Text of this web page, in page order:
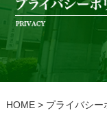
HOME> プライバシー